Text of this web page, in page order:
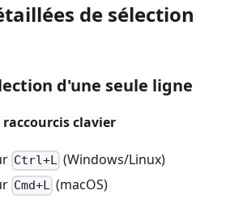
de sélection
d'une seule ligne
clavier
Ctrl+L (Windows/Linux)
Cmd+L (macOS)